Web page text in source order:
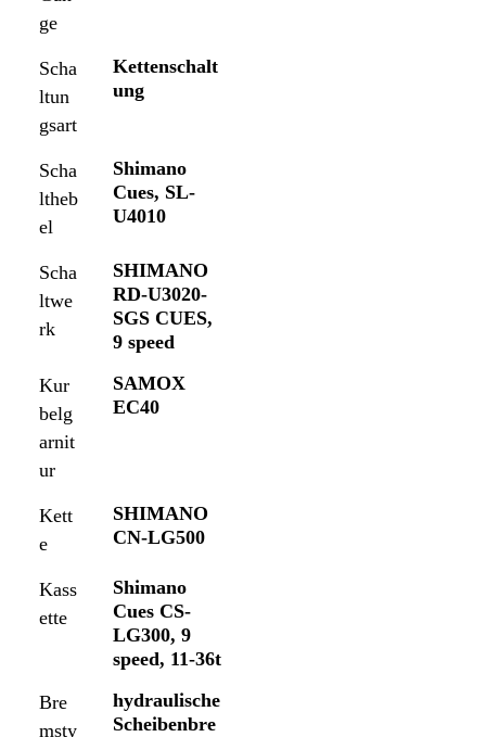
ge
Scha
ltun
gsart
Kettenschalt
ung
Scha
ltheb
el
Shimano
Cues, SL-
U4010
Scha
ltwe
rk
SHIMANO
RD-U3020-
SGS CUES,
9 speed
Kur
belg
arnit
ur
SAMOX
EC40
Kett
e
SHIMANO
CN-LG500
Kass
ette
Shimano
Cues CS-
LG300, 9
speed, 11-36t
Bre
msty
hydraulische
Scheibenbre